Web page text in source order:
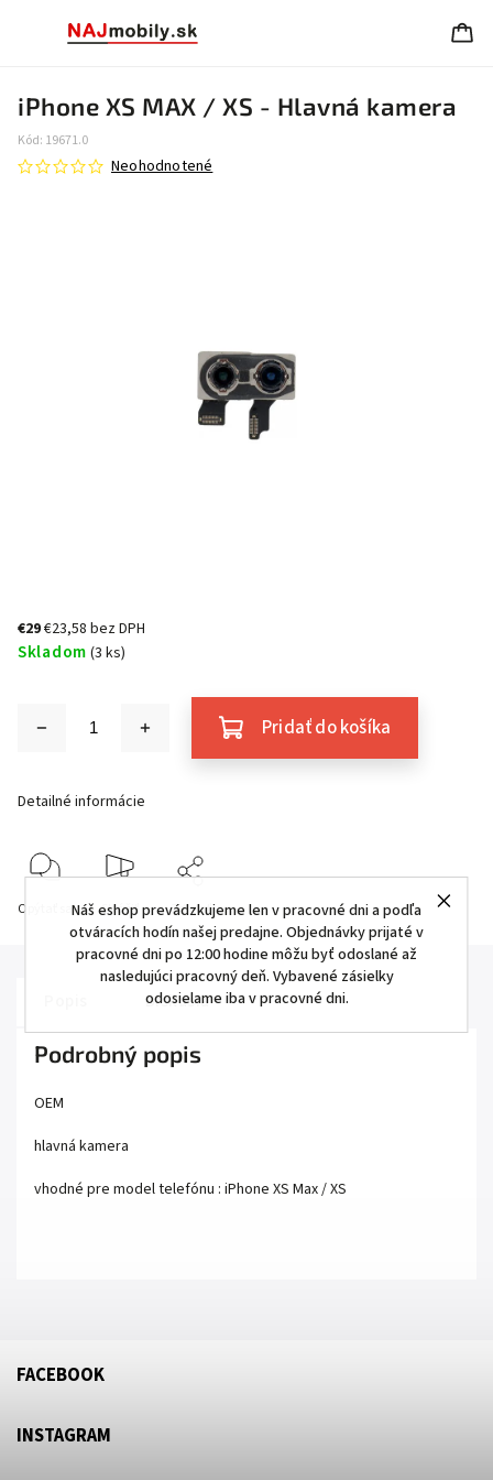
Náš eshop prevádzkujeme len v pracovné dni a podľa
otváracích hodín našej predajne. Objednávky prijaté v
pracovné dni po 12:00 hodine môžu byť odoslané až
nasledujúci pracovný deň. Vybavené zásielky
odosielame iba v pracovné dni.
iPhone XS MAX / XS - Hlavná kamera
Kód: 19671.0
Neohodnotené
€29€23,58 bez DPH
Skladom (3 ks)
Pridať do košíka
Detailné informácie
Opýtať sa Strážiť Zdieľať
Diskusia
Podrobný popis
OEM
hlavná kamera
vhodné pre model telefónu : iPhone XS Max / XS
FACEBOOK
INSTAGRAM